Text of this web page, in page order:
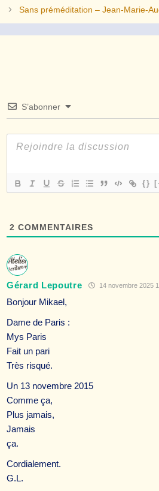
Sans préméditation – Jean-Marie-
S’abonner
{}
2 COMMENTAIRES
Gérard Lepoutre 14 novembre 2025
Bonjour Mikael,
Dame de Paris :
Mys Paris
Fait un pari
Très risqué.
Un 13 novembre 2015
Comme ça,
Plus jamais,
Jamais
ça.
Cordialement.
G.L.